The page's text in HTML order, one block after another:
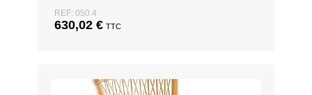
REF: 050.4
630,02 € TTC